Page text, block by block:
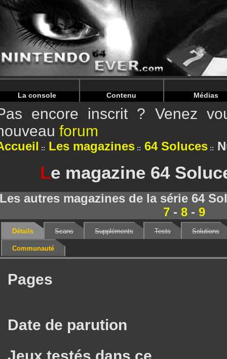
Warning: Undefined array key "HTTP_REFERER" in /
Warning: Undefined array key "HTTP_REFERER" in /
La console Contenu Médias
encore inscrit ? Venez
forum
Les magazines 64 Soluces
Le magazine 64
Les autres magazines de la série 64
7 - 8 - 9
Détails Scans Suppléments Tests Solutions
Communauté
Pages
Date de parution